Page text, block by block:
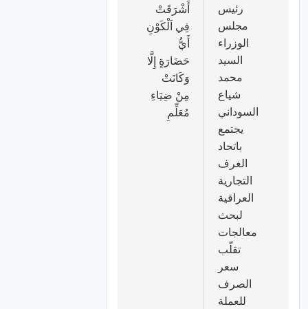
رئيس
مجلس
الوزراء
السيد
محمد
شياع
السوداني
يجتمع
باتحاد
الغرف
التجارية
العراقية
لبحث
معالجات
تقلّب
سعر
الصرف
للعملة
أَشْرَقَتْ
فِي اَلْكَوْنِ
أَيُّ
حَضَارَةٍ إِلَّا
وَكَانَتْ
مِنْ ضِيَاءِ
مُعَلِّمِ